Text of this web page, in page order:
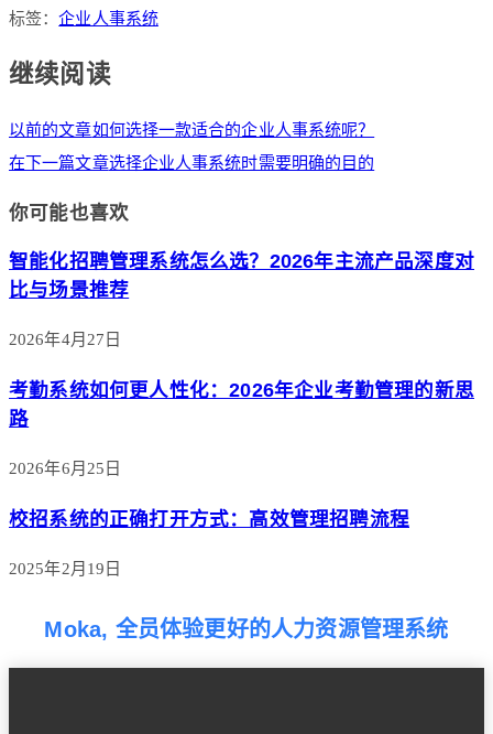
标签：企业人事系统
继续阅读
以前的文章如何选择一款适合的企业人事系统呢？
在下一篇文章选择企业人事系统时需要明确的目的
你可能也喜欢
智能化招聘管理系统怎么选？2026年主流产品深度对
比与场景推荐
2026年4月27日
考勤系统如何更人性化：2026年企业考勤管理的新思
路
2026年6月25日
校招系统的正确打开方式：高效管理招聘流程
2025年2月19日
Moka, 全员体验更好的人力资源管理系统